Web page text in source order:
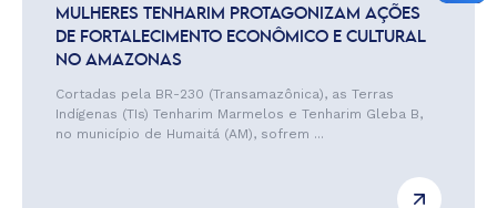
MULHERES TENHARIM PROTAGONIZAM AÇÕES
DE FORTALECIMENTO ECONÔMICO E CULTURAL
NO AMAZONAS
Cortadas pela BR-230 (Transamazônica), as Terras
Indígenas (TIs) Tenharim Marmelos e Tenharim Gleba B,
no município de Humaitá (AM), sofrem ...